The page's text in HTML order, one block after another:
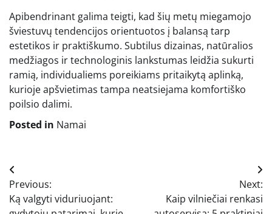
Apibendrinant galima teigti, kad šių metų miegamojo
šviestuvų tendencijos orientuotos į balansą tarp
estetikos ir praktiškumo. Subtilus dizainas, natūralios
medžiagos ir technologinis lankstumas leidžia sukurti
ramią, individualiems poreikiams pritaikytą aplinką,
kurioje apšvietimas tampa neatsiejama komfortiško
poilsio dalimi.
Posted in Namai
Navigacija
tarp
Previous:
Ką valgyti viduriuojant:
Next:
Kaip vilniečiai renkasi